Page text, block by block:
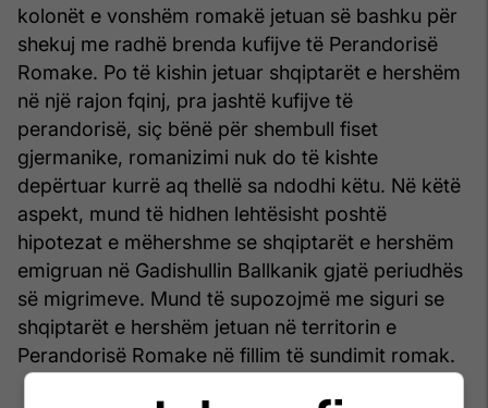
kolonët e vonshëm romakë jetuan së bashku për
shekuj me radhë brenda kufijve të Perandorisë
Romake. Po të kishin jetuar shqiptarët e hershëm
në një rajon fqinj, pra jashtë kufijve të
perandorisë, siç bënë për shembull fiset
gjermanike, romanizimi nuk do të kishte
depërtuar kurrë aq thellë sa ndodhi këtu. Në këtë
aspekt, mund të hidhen lehtësisht poshtë
hipotezat e mëhershme se shqiptarët e hershëm
emigruan në Gadishullin Ballkanik gjatë periudhës
së migrimeve. Mund të supozojmë me siguri se
shqiptarët e hershëm jetuan në territorin e
Perandorisë Romake në fillim të sundimit romak.